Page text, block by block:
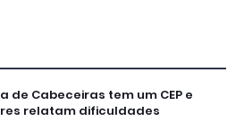
de Cabeceiras tem um CEP e
relatam dificuldades